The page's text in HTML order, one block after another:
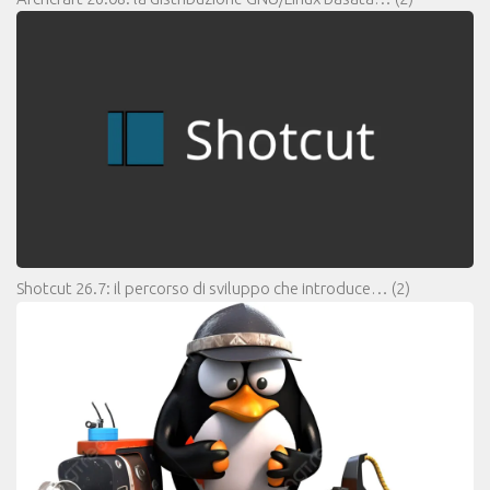
Shotcut 26.7: il percorso di sviluppo che introduce… (2)